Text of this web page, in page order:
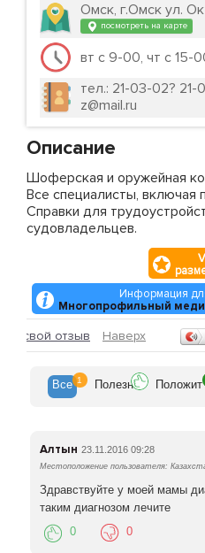
Омск, г.Омск ул.
посмотреть на карте
вт с 9-00, чт с 15-
тел.: 21-03-02? 21-
z@mail.ru
Описание
Шоферская и оружейная
Все специалисты, включая
Справки для
судовладельцев.
Информация
Многопрофильный
Отзывы
свой отзыв Наверх
Все 1 Полезн Положит
Алтын 23.11.2016 09:28
Местоположение пользователя:
Здравствуйте у моей мамы
таким диагнозом лечите
0 0